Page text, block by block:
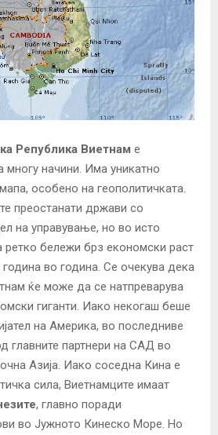
Република Виетнам е
многу начини. Има уникатно
особено на геополитичката.
преостанати држави со
на управување, но во исто
ретко бележи брз економски раст
во година. Се очекува дека
ќе може да се натпреварува
гиганти. Иако некогаш беше
на Америка, во последниве
главните партнери на САД во
Азија. Иако соседна Кина е
сила, Виетнамците имаат
, главно поради
во Јужното Кинеско Море. Но